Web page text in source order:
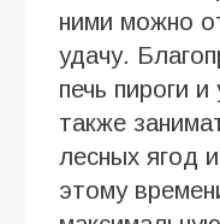
ними можно
удачу.
печь пироги
также
лесных ягод
этому